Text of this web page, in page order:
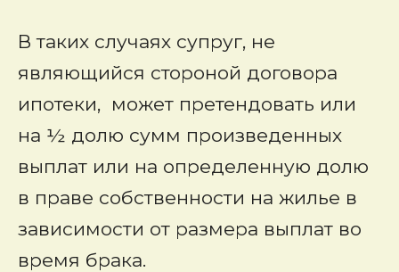
В таких случаях супруг, не
являющийся стороной договора
ипотеки, может претендовать или
на ½ долю сумм произведенных
выплат или на определенную долю
в праве собственности на жилье в
зависимости от размера выплат во
время брака.